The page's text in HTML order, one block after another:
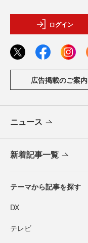
ログイン
広告掲載のご案内
ニュース
新着記事一覧
テーマから記事を探す
DX
テレビ